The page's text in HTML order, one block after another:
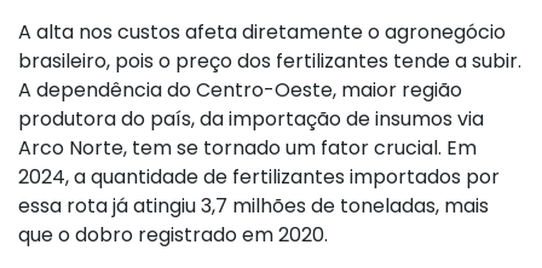
A alta nos custos afeta diretamente o agronegócio
brasileiro, pois o preço dos fertilizantes tende a subir.
A dependência do Centro-Oeste, maior região
produtora do país, da importação de insumos via
Arco Norte, tem se tornado um fator crucial. Em
2024, a quantidade de fertilizantes importados por
essa rota já atingiu 3,7 milhões de toneladas, mais
que o dobro registrado em 2020.